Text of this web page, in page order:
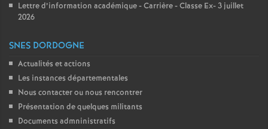
Lettre d’information académique - Carrière - Classe Ex- 3 juillet
2026
SNES DORDOGNE
Actualités et actions
Les instances départementales
Nous contacter ou nous rencontrer
Présentation de quelques militants
Documents admninistratifs